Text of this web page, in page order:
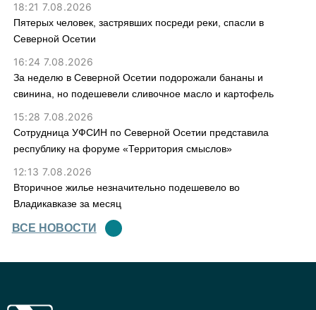
18:21 7.08.2026
Пятерых человек, застрявших посреди реки, спасли в
Северной Осетии
16:24 7.08.2026
За неделю в Северной Осетии подорожали бананы и
свинина, но подешевели сливочное масло и картофель
15:28 7.08.2026
Сотрудница УФСИН по Северной Осетии представила
республику на форуме «Территория смыслов»
12:13 7.08.2026
Вторичное жилье незначительно подешевело во
Владикавказе за месяц
ВСЕ НОВОСТИ